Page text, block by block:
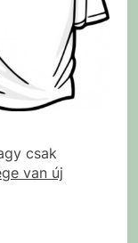
csak
van új